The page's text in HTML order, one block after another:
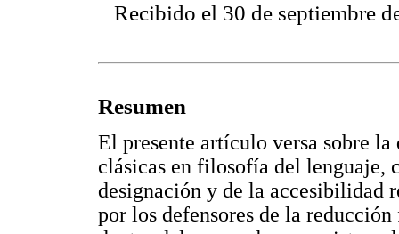
Recibido el 30 de septiembre
Resumen
El presente artículo versa sobre
clásicas en filosofía del lenguaje,
designación y de la accesibilidad
por los defensores de la